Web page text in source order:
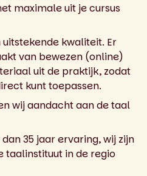
maximale uit je cursus
uitstekende kwaliteit. Er
van bewezen (online)
uit de praktijk, zodat
kunt toepassen.
wij aandacht aan de taal
35 jaar ervaring, wij zijn
taalinstituut in de regio